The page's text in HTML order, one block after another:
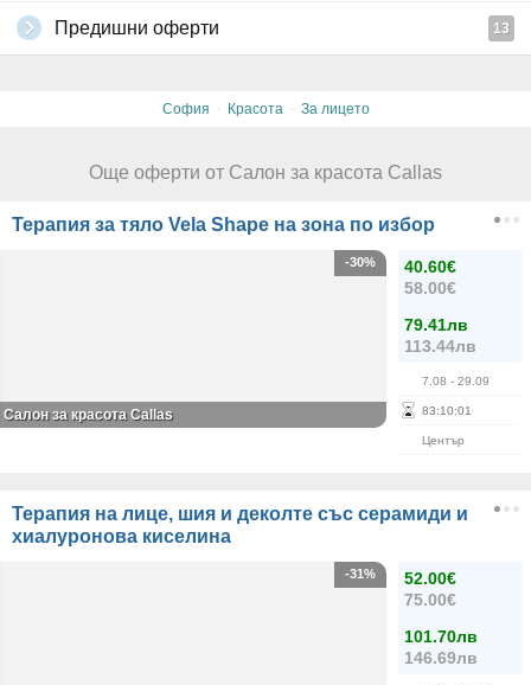
Предишни оферти 13
София · Красота · За лицето
Още оферти от Салон за красота Callas
Терапия за тяло Vela Shape на зона по избор
40.60€
58.00€
79.41лв
113.44лв
7.08 - 29.09
83:10:00
Център
-30%
Салон за красота Callas
Терапия на лице, шия и деколте със серамиди и
хиалуронова киселина
52.00€
75.00€
101.70лв
146.69лв
-31%